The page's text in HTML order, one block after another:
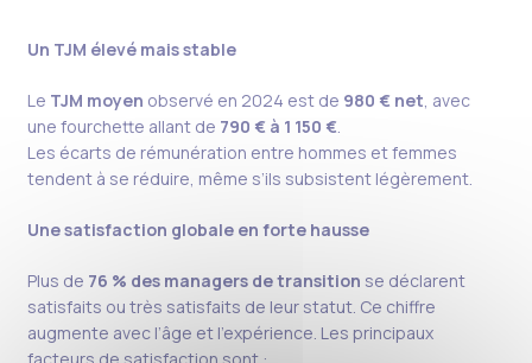
Un TJM élevé mais stable
Le TJM moyen observé en 2024 est de 980 € net, avec
une fourchette allant de 790 € à 1 150 €.
Les écarts de rémunération entre hommes et femmes
tendent à se réduire, même s’ils subsistent légèrement.
Une satisfaction globale en forte hausse
Plus de 76 % des managers de transition se déclarent
satisfaits ou très satisfaits de leur statut. Ce chiffre
augmente avec l’âge et l’expérience. Les principaux